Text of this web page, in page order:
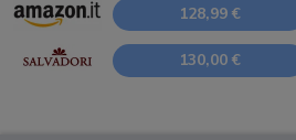
128,99 €
130,00 €